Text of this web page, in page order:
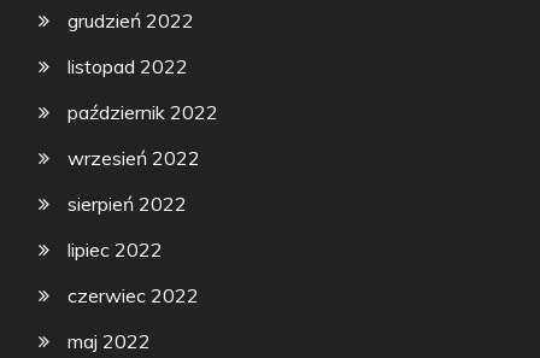
grudzień 2022
listopad 2022
październik 2022
wrzesień 2022
sierpień 2022
lipiec 2022
czerwiec 2022
maj 2022